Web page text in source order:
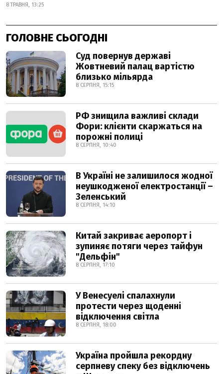
8 ТРАВНЯ, 13:25
ГОЛОВНЕ СЬОГОДНІ
Суд повернув державі
Жовтневий палац вартістю
близько мільярда
8 СЕРПНЯ, 15:15
РФ знищила важливі склади
Фори: клієнти скаржаться на
порожні полиці
8 СЕРПНЯ, 10:40
В Україні не залишилося жодної
неушкодженої електростанції –
Зеленський
8 СЕРПНЯ, 14:10
Китай закриває аеропорт і
зупиняє потяги через тайфун
"Дельфін"
8 СЕРПНЯ, 17:10
У Венесуелі спалахнули
протести через щоденні
відключення світла
8 СЕРПНЯ, 18:00
Україна пройшла рекордну
серпневу спеку без відключень